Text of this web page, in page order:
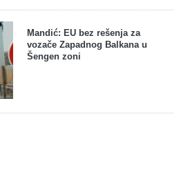
Mandić: EU bez rešenja za
vozače Zapadnog Balkana u
Šengen zoni